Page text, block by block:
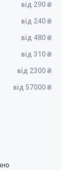
від 290 ₴
від 240 ₴
від 480 ₴
від 310 ₴
від 2300 ₴
від 57000 ₴